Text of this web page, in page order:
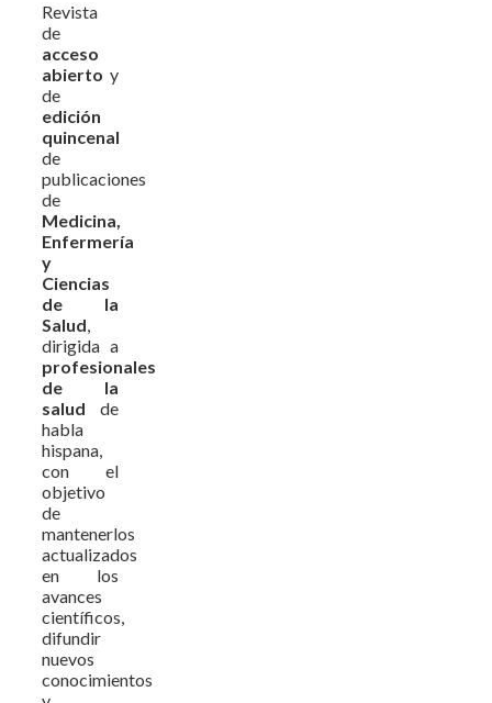
Revista
de
acceso
abierto y
de
edición
quincenal
de
publicaciones
de
Medicina,
Enfermería
y
Ciencias
de la
Salud,
dirigida a
profesionales
de la
salud de
habla
hispana,
con el
objetivo
de
mantenerlos
actualizados
en los
avances
científicos,
difundir
nuevos
conocimientos